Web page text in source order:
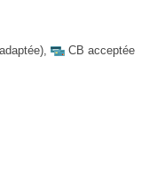
, CB acceptée